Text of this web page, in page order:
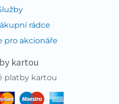
rádce
pro akcionáře
kartou
platby kartou